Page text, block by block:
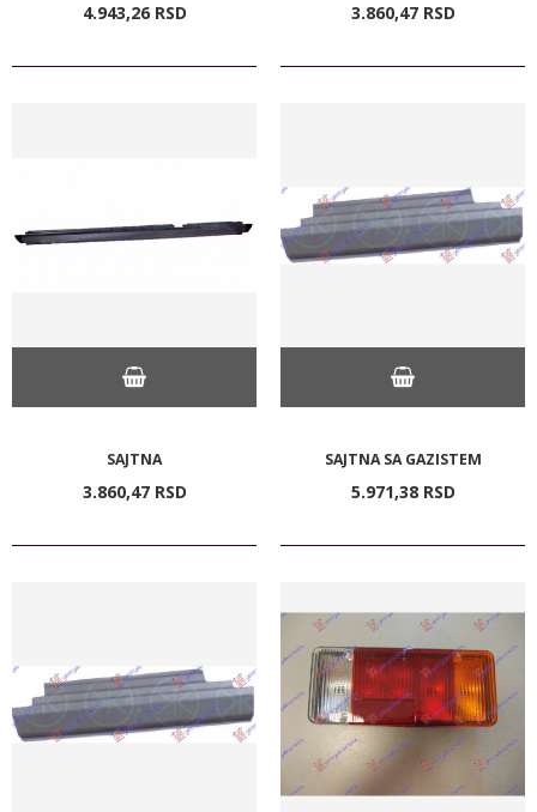
4.943,26 RSD 3.860,47 RSD
SAJTNA
3.860,47 RSD
SAJTNA SA GAZISTEM
5.971,38 RSD